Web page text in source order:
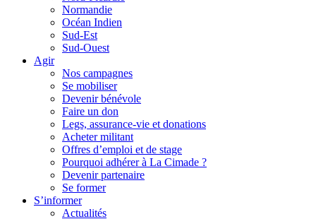
Normandie
Océan Indien
Sud-Est
Sud-Ouest
Agir
Nos campagnes
Se mobiliser
Devenir bénévole
Faire un don
Legs, assurance-vie et donations
Acheter militant
Offres d’emploi et de stage
Pourquoi adhérer à La Cimade ?
Devenir partenaire
Se former
S’informer
Actualités